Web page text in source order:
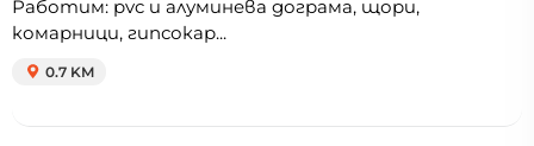
Работим: pvc и алуминева дограма, щори,
комарници, гипсокар...
0.7 KM